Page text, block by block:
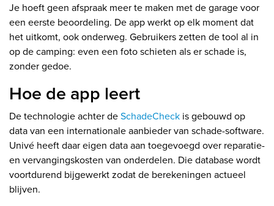
Je hoeft geen afspraak meer te maken met de garage voor
een eerste beoordeling. De app werkt op elk moment dat
het uitkomt, ook onderweg. Gebruikers zetten de tool al in
op de camping: even een foto schieten als er schade is,
zonder gedoe.
Hoe de app leert
De technologie achter deSchadeCheck is gebouwd op
data van een internationale aanbieder van schade-software.
Univé heeft daar eigen data aan toegevoegd over reparatie-
en vervangingskosten van onderdelen. Die database wordt
voortdurend bijgewerkt zodat de berekeningen actueel
blijven.